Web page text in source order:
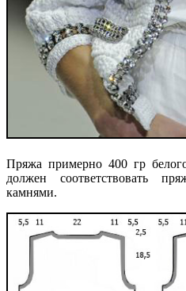
Пряжа примерно 400 гр
должен соответствовать
камнями.